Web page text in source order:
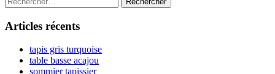
l’article
latérale
principale
Articles récents
tapis gris turquoise
table basse acajou
sommier tapissier